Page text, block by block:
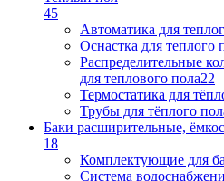
45
Автоматика для
Оснастка для теплого
Распределительные
для теплового пола22
Термостатика для
Трубы для тёплого
Баки расширительные,
18
Комплектующие для
Система